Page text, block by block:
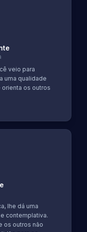
veio para
uma qualidade
os outros
lhe dá uma
contemplativa.
os outros não